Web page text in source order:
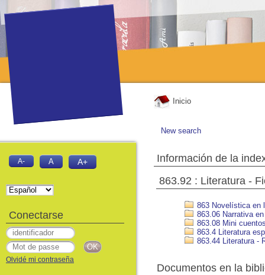
Inicio
New search
Información de la
863.92 : Literatura -
863 Novelística en
863.06 Narrativa
863.08 Mini
863.4 Literatura
863.44 Literatura -
Documentos en la
A- A A+
Conectarse
Olvidé mi contraseña